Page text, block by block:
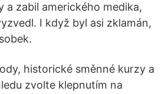
a zabil amerického medika,
I když byl asi zklamán,
historické směnné kurzy a
zvolte klepnutím na